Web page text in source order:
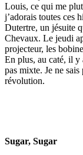
Louis, ce qui me
j’adorais toutes ces
Dutertre, un jésuite
Chevaux. Le jeudi
projecteur, les
En plus, au caté, il y
pas mixte. Je ne
révolution.
Sugar, Sugar